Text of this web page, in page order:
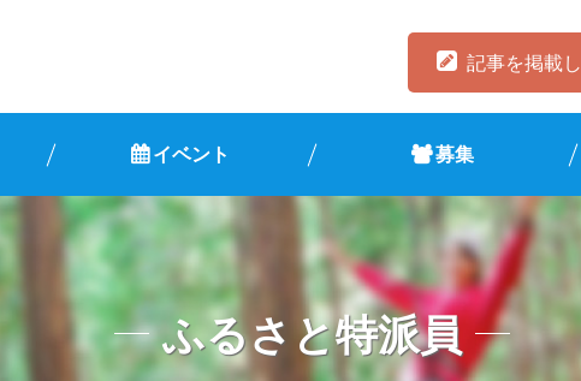
記事を掲載
イベント 募集
ふるさと特派員